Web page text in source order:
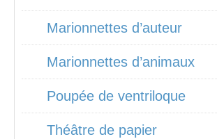
Marionnettes d’auteur
Marionnettes d’animaux
Poupée de ventriloque
Théâtre de papier